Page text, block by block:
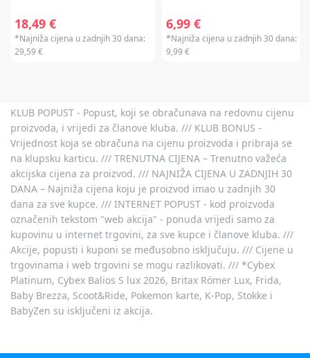
18,49 €
*Najniža cijena u zadnjih 30 dana:
29,59 €
6,99 €
*Najniža cijena u zadnjih 30 dana:
9,99 €
KLUB POPUST - Popust, koji se obračunava na redovnu cijenu
proizvoda, i vrijedi za članove kluba. /// KLUB BONUS -
Vrijednost koja se obračuna na cijenu proizvoda i pribraja se
na klupsku karticu. /// TRENUTNA CIJENA – Trenutno važeća
akcijska cijena za proizvod. /// NAJNIŽA CIJENA U ZADNJIH 30
DANA – Najniža cijena koju je proizvod imao u zadnjih 30
dana za sve kupce. /// INTERNET POPUST - kod proizvoda
označenih tekstom "web akcija" - ponuda vrijedi samo za
kupovinu u internet trgovini, za sve kupce i članove kluba. ///
Akcije, popusti i kuponi se međusobno isključuju. /// Cijene u
trgovinama i web trgovini se mogu razlikovati. /// *Cybex
Platinum, Cybex Balios S lux 2026, Britax Römer Lux, Frida,
Baby Brezza, Scoot&Ride, Pokemon karte, K-Pop, Stokke i
BabyZen su isključeni iz akcija.